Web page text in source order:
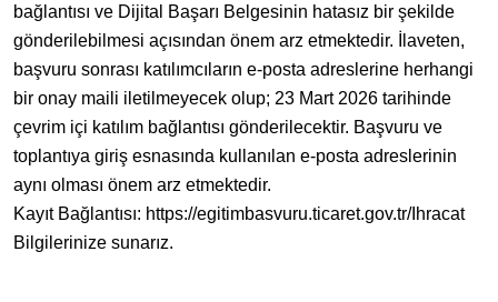
bağlantısı ve Dijital Başarı Belgesinin hatasız bir şekilde
gönderilebilmesi açısından önem arz etmektedir. İlaveten,
başvuru sonrası katılımcıların e-posta adreslerine herhangi
bir onay maili iletilmeyecek olup; 23 Mart 2026 tarihinde
çevrim içi katılım bağlantısı gönderilecektir. Başvuru ve
toplantıya giriş esnasında kullanılan e-posta adreslerinin
aynı olması önem arz etmektedir.
Kayıt Bağlantısı: https://egitimbasvuru.ticaret.gov.tr/Ihracat
Bilgilerinize sunarız.